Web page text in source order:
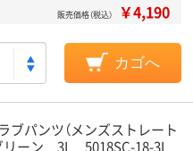
販売価格（税込） ￥4,190
カゴへ
パンツ（メンズストレート
リーン 3L 5018SC-18-3L